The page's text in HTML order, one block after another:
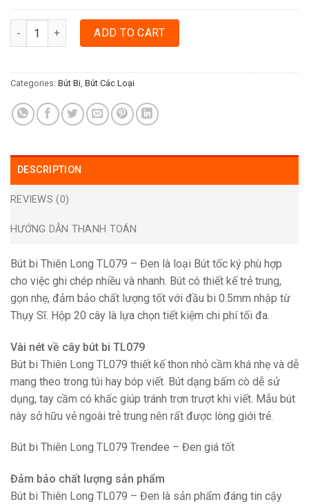
BÚT BI THIÊN LONG TL079 - ĐEN quantity
ADD TO CART
Categories: Bút Bi Bút Các Loại
DESCRIPTION
REVIEWS (0)
HƯỚNG DẪN THANH TOÁN
Bút bi Thiên Long TL079 – Đen là loại Bút tốc ký phù hợp
cho việc ghi chép nhiều và nhanh. Bút có thiết kế trẻ trung,
gọn nhẹ, đảm bảo chất lượng tốt với đầu bi 0.5mm nhập từ
Thụy Sĩ. Hộp 20 cây là lựa chọn tiết kiệm chi phí tối đa.
Vài nét về cây bút bi TL079
Bút bi Thiên Long TL079 thiết kế thon nhỏ cầm khá nhẹ và dễ
mang theo trong túi hay bóp viết. Bút dạng bấm cò dễ sử
dụng, tay cầm có khấc giúp tránh trơn trượt khi viết. Mẫu bút
này sở hữu vẻ ngoài trẻ trung nên rất được lòng giới trẻ.
Bút bi Thiên Long TL079 Trendee – Đen giá tốt
Đảm bảo chất lượng sản phẩm
Bút bi Thiên Long TL079 – Đen là sản phẩm đáng tin cậy